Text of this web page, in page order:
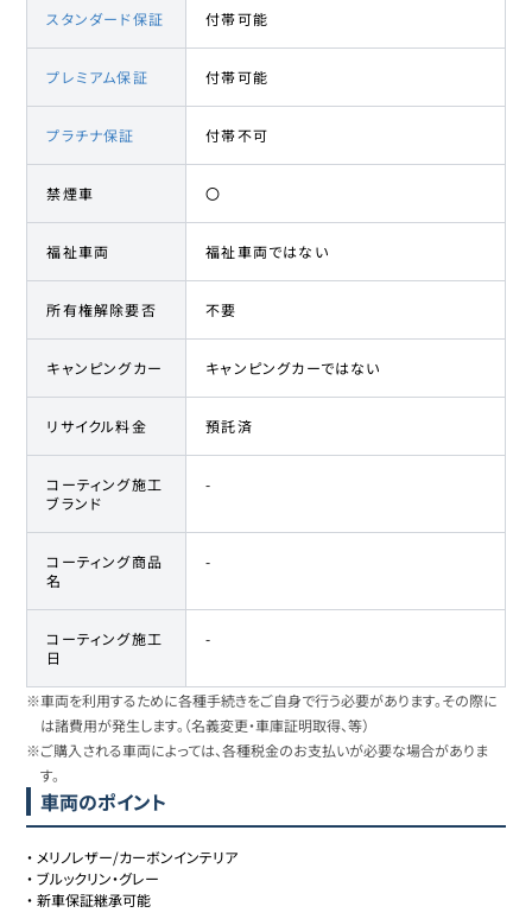
スタンダード保証 付帯可能
プレミアム保証 付帯可能
プラチナ保証 付帯不可
禁煙車 〇
福祉車両 福祉車両ではない
所有権解除要否 不要
キャンピングカー キャンピングカーではない
リサイクル料金 預託済
コーティング施工
ブランド
-
コーティング商品
名
-
コーティング施工
日
-
※車両を利用するために各種手続きをご自身で行う必要があります。その際に
は諸費用が発生します。（名義変更・車庫証明取得、等）
※ご購入される車両によっては、各種税金のお支払いが必要な場合がありま
す。
車両のポイント
・ メリノレザー/カーボンインテリア
・ブルックリン・グレー
・新車保証継承可能